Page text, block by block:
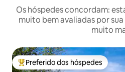
Os hóspedes concordam:
muito bem avaliadas por
muito
Entre os melhores preferidos dos
Preferido dos hóspedes